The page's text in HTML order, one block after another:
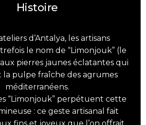
Histoire
d’Antalya, les artisans
le nom de “Limonjouk” (le
pierres jaunes éclatantes qui
la pulpe fraîche des agrumes
méditerranéens.
“Limonjouk” perpétuent cette
: ce geste artisanal fait